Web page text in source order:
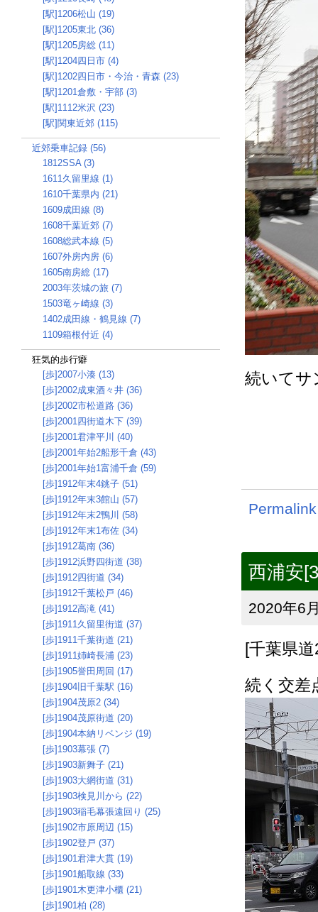
続いてサ
Permalink
西浦安
2020年6
[千葉県
続く交差
[駅]1206松山 (19)
[駅]1205東北 (36)
[駅]1205房総 (11)
[駅]1204四日市 (4)
[駅]1202四日市・今治・青森 (23)
[駅]1201倉敷・宇部 (3)
[駅]1112米沢 (23)
[駅]関東近郊 (115)
近郊乗車記録 (56)
1812SSA (3)
1611久留里線 (1)
1610千葉県内 (21)
1609成田線 (8)
1608千葉近郊 (7)
1608総武本線 (5)
1607外房内房 (6)
1605南房総 (17)
2003年茨城の旅 (7)
1503竜ヶ崎線 (3)
1402成田線・鶴見線 (7)
1109箱根付近 (4)
狂気的歩行癖
[歩]2007小湊 (13)
[歩]2002成東酒々井 (36)
[歩]2002市松道路 (36)
[歩]2001四街道木下 (39)
[歩]2001君津平川 (40)
[歩]2001年始2船形千倉 (43)
[歩]2001年始1富浦千倉 (59)
[歩]1912年末4銚子 (51)
[歩]1912年末3館山 (57)
[歩]1912年末2鴨川 (58)
[歩]1912年末1布佐 (34)
[歩]1912葛南 (36)
[歩]1912浜野四街道 (38)
[歩]1912四街道 (34)
[歩]1912千葉松戸 (46)
[歩]1912高滝 (41)
[歩]1911久留里街道 (37)
[歩]1911千葉街道 (21)
[歩]1911姉崎長浦 (23)
[歩]1905誉田周回 (17)
[歩]1904旧千葉駅 (16)
[歩]1904茂原2 (34)
[歩]1904茂原街道 (20)
[歩]1904本納リベンジ (19)
[歩]1903幕張 (7)
[歩]1903新舞子 (21)
[歩]1903大網街道 (31)
[歩]1903検見川から (22)
[歩]1903稲毛幕張遠回り (25)
[歩]1902市原周辺 (15)
[歩]1902登戸 (37)
[歩]1901君津大貫 (19)
[歩]1901船取線 (33)
[歩]1901木更津小櫃 (21)
[歩]1901柏 (28)